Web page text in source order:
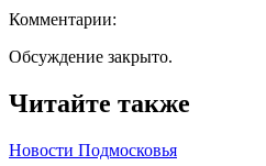
Комментарии:
Обсуждение закрыто.
Читайте также
Новости Подмосковья